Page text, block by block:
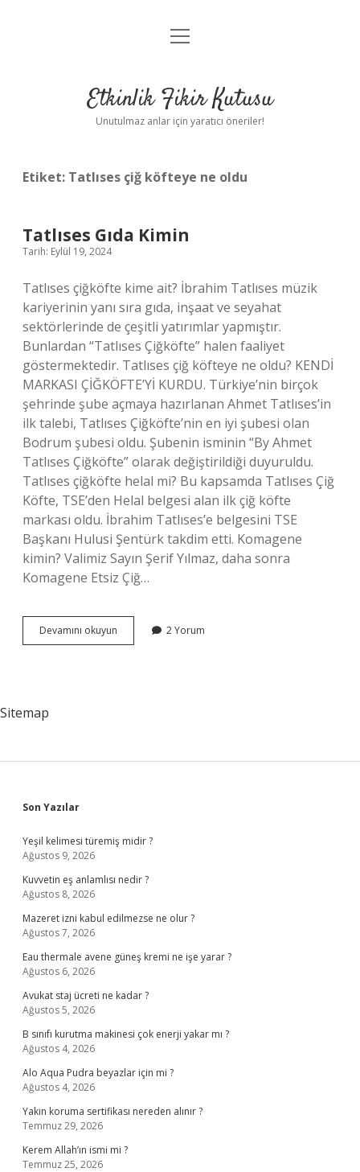
Anasayfa
Yasal Uyarı
menüyü
Etkinlik Fikir Kutusu
Unutulmaz anlar için yaratıcı öneriler!
Etiket: Tatlıses çiğ köfteye ne oldu
Tatlıses Gıda Kimin
Tarih: Eylül 19, 2024
Tatlıses çiğköfte kime ait? İbrahim Tatlıses müzik
kariyerinin yanı sıra gıda, inşaat ve seyahat
sektörlerinde de çeşitli yatırımlar yapmıştır.
Bunlardan “Tatlıses Çiğköfte” halen faaliyet
göstermektedir. Tatlıses çiğ köfteye ne oldu? KENDİ
MARKASI ÇİĞKÖFTE’Yİ KURDU. Türkiye’nin birçok
şehrinde şube açmaya hazırlanan Ahmet Tatlıses’in
ilk talebi, Tatlıses Çiğköfte’nin en iyi şubesi olan
Bodrum şubesi oldu. Şubenin isminin “By Ahmet
Tatlıses Çiğköfte” olarak değiştirildiği duyuruldu.
Tatlıses çiğköfte helal mi? Bu kapsamda Tatlıses Çiğ
Köfte, TSE’den Helal belgesi alan ilk çiğ köfte
markası oldu. İbrahim Tatlıses’e belgesini TSE
Başkanı Hulusi Şentürk takdim etti. Komagene
kimin? Valimiz Sayın Şerif Yılmaz, daha sonra
Komagene Etsiz Çiğ…
Devamını okuyun
Gıda
2 Yorum
Sitemap
Sidebar
Son Yazılar
Yeşil kelimesi türemiş midir ?
Ağustos 9, 2026
Kuvvetin eş anlamlısı nedir ?
Ağustos 8, 2026
Mazeret izni kabul edilmezse ne olur ?
Ağustos 7, 2026
Eau thermale avene güneş kremi ne işe yarar ?
Ağustos 6, 2026
Avukat staj ücreti ne kadar ?
Ağustos 5, 2026
B sınıfı kurutma makinesi çok enerji yakar mı ?
Ağustos 4, 2026
Alo Aqua Pudra beyazlar için mi ?
Ağustos 4, 2026
Yakın koruma sertifikası nereden alınır ?
Temmuz 29, 2026
Kerem Allah’ın ismi mi ?
Temmuz 25, 2026